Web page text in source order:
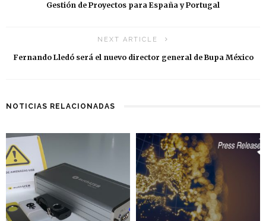
Gestión de Proyectos para España y Portugal
NEXT ARTICLE
Fernando Lledó será el nuevo director general de Bupa México
NOTICIAS RELACIONADAS